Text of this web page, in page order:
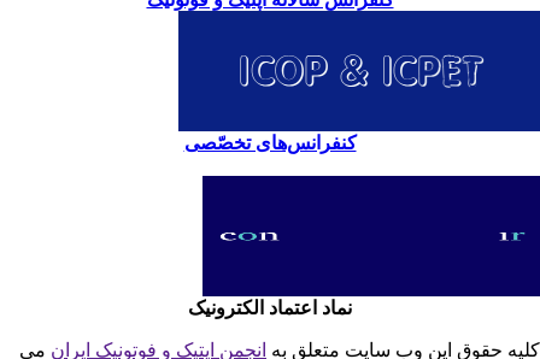
کنفرانس‌های تخصّصی
نماد اعتماد الکترونیک
حقوق این وب سایت متعلق بهانجمن اپتیک و فوتونیک ایران می